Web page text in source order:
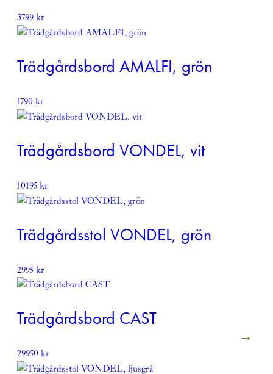
3799kr
Trädgårdsbord AMALFI, grön
1790kr
Trädgårdsbord VONDEL, vit
10195kr
Trädgårdsstol VONDEL, grön
2995kr
Trädgårdsbord CAST
29950kr